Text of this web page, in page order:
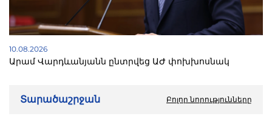
10.08.2026
Արամ Վարդևանյանն ընտրվեց ԱԺ փոխխոսնակ
Տարածաշրջան Բոլոր նորությունները